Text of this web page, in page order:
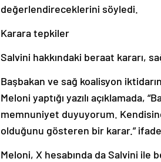
değerlendireceklerini söyledi.
Karara tepkiler
Salvini hakkındaki beraat kararı,
Başbakan ve sağ koalisyon
Meloni yaptığı yazılı açıklamada,
memnuniyet duyuyorum.
olduğunu gösteren bir karar.”
Meloni, X hesabında da Salvini ile